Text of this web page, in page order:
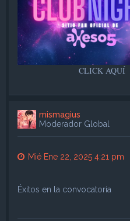
CLICK AQUÍ
mismagius
Moderador Global
Mié Ene 22, 2025 4:21 pm
Éxitos en la convocatoria